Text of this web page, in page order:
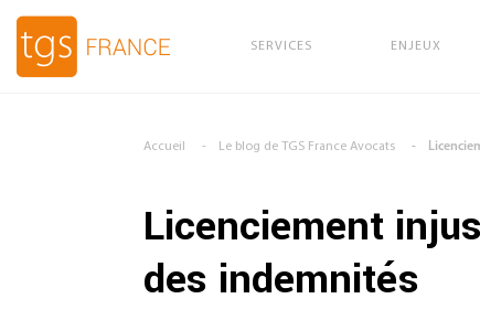
SERVICES ENJEUX
Accueil Le blog de TGS France Avocats
Licenciement
des indemnités